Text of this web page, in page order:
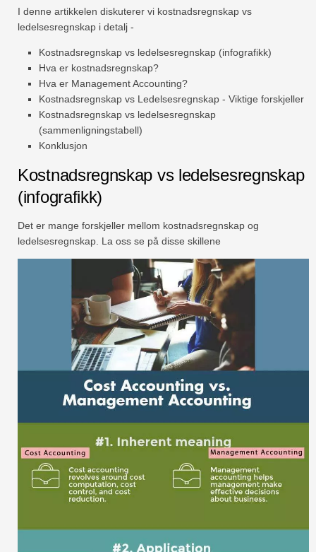
I denne artikkelen diskuterer vi kostnadsregnskap vs
ledelsesregnskap i detalj -
Kostnadsregnskap vs ledelsesregnskap (infografikk)
Hva er kostnadsregnskap?
Hva er Management Accounting?
Kostnadsregnskap vs Ledelsesregnskap - Viktige forskjeller
Kostnadsregnskap vs ledelsesregnskap
(sammenligningstabell)
Konklusjon
Kostnadsregnskap vs ledelsesregnskap
(infografikk)
Det er mange forskjeller mellom kostnadsregnskap og
ledelsesregnskap. La oss se på disse skillene